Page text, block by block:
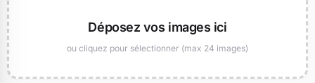
Déposez vos images ici
ou cliquez pour sélectionner (max 24 images)